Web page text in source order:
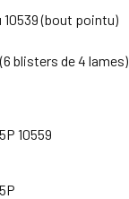
10539 (bout pointu)
blisters de 4 lames)
10559